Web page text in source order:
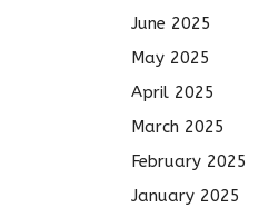
June 2025
May 2025
April 2025
March 2025
February 2025
January 2025